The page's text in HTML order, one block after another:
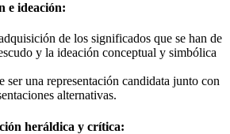
e ideación:
de los significados que se han de
y la ideación conceptual y simbólica
ser una representación candidata junto con
alternativas.
heráldica y crítica: